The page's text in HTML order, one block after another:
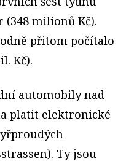
(348 milionů Kč).
přitom počítalo
Kč).
automobily nad
platit elektronické
Ty jsou